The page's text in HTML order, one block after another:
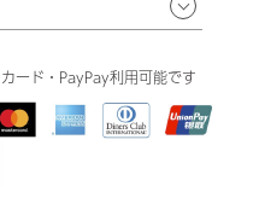
ード・PayPay利用可能です